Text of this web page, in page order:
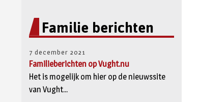
Familie berichten
7 december 2021
Familieberichten op Vught.nu
Het is mogelijk om hier op de nieuwssite
van Vught...